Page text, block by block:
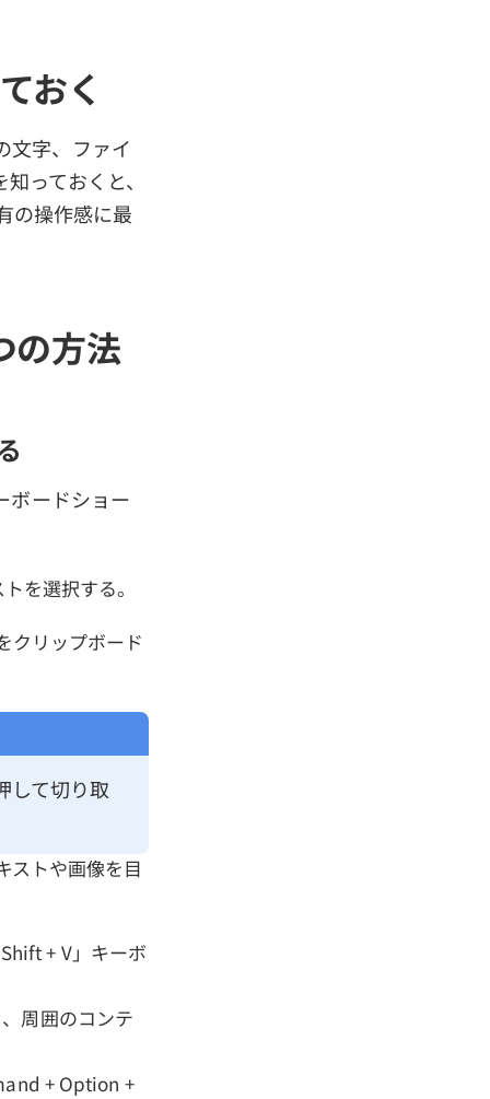
おく
文字、ファイ
っておくと、
の操作感に最
の方法
ボードショー
を選択する。
クリップボード
して切り取
ストや画像を目
+ V」キーボ
周囲のコンテ
+ Option +